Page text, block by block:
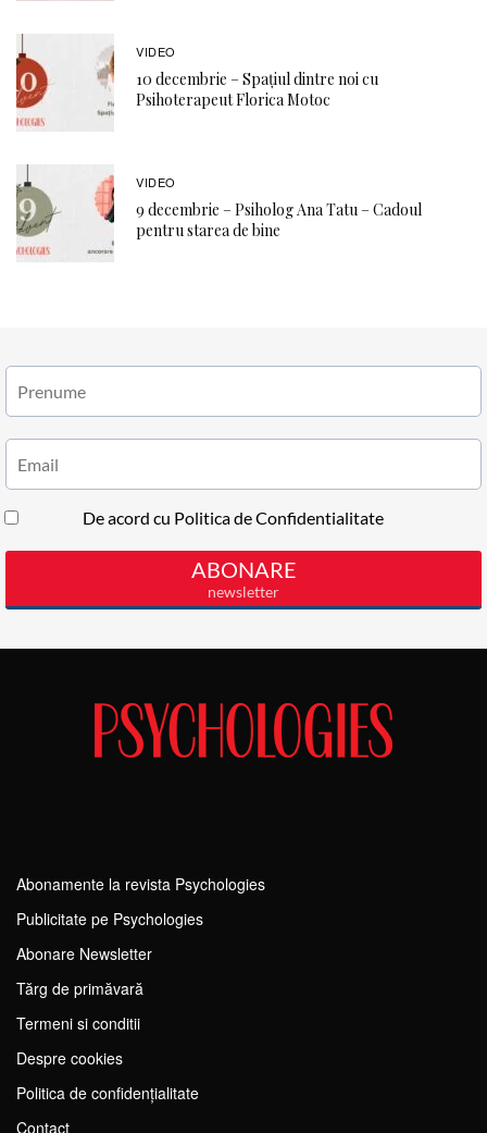
VIDEO
10 decembrie – Spațiul dintre noi cu
Psihoterapeut Florica Motoc
VIDEO
9 decembrie – Psiholog Ana Tatu – Cadoul
pentru starea de bine
Abonamente la revista Psychologies
Publicitate pe Psychologies
Abonare Newsletter
Tărg de primăvară
Termeni si conditii
Despre cookies
Politica de confidențialitate
Contact